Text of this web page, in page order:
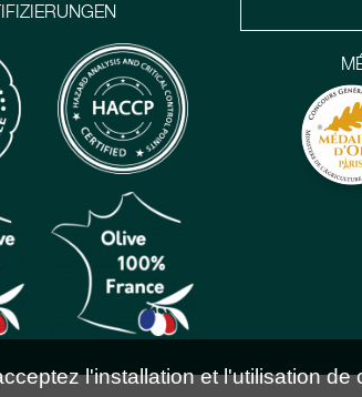
l'installation et l'utilisation de